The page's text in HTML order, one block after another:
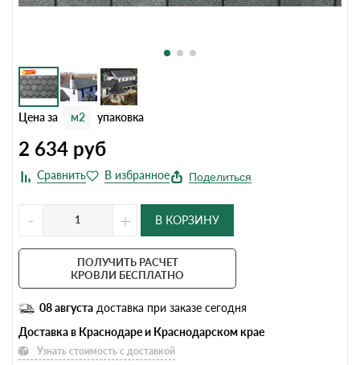
Цена за м2 упаковка
2 634 руб
Поделиться
- + В КОРЗИНУ
ПОЛУЧИТЬ РАСЧЕТ
КРОВЛИ БЕСПЛАТНО
08 августа доставка при заказе сегодня
Доставка в Краснодаре и Краснодарском крае
Узнать стоимость с доставкой